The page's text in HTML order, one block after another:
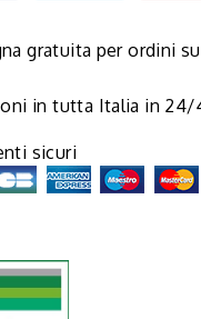
gratuita per ordini
in tutta Italia in 24/
sicuri